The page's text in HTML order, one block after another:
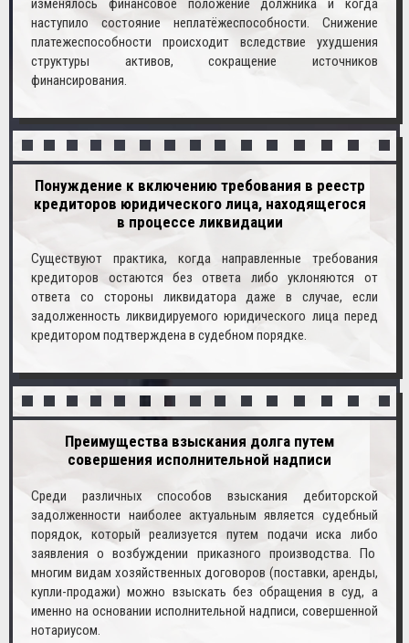
изменялось финансовое положение должника и когда
наступило состояние неплатёжеспособности. Снижение
платежеспособности происходит вследствие ухудшения
структуры активов, сокращение источников
финансирования.
Понуждение к включению требования в реестр
кредиторов юридического лица, находящегося
в процессе ликвидации
Существуют практика, когда направленные требования
кредиторов остаются без ответа либо уклоняются от
ответа со стороны ликвидатора даже в случае, если
задолженность ликвидируемого юридического лица перед
кредитором подтверждена в судебном порядке.
Преимущества взыскания долга путем
совершения исполнительной надписи
Cреди различных способов взыскания дебиторской
задолженности наиболее актуальным является судебный
порядок, который реализуется путем подачи иска либо
заявления о возбуждении приказного производства. По
многим видам хозяйственных договоров (поставки, аренды,
купли-продажи) можно взыскать без обращения в суд, а
именно на основании исполнительной надписи, совершенной
нотариусом.